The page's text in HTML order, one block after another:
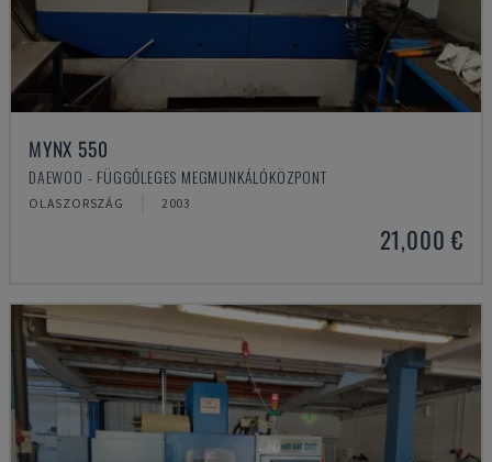
MYNX 550
DAEWOO - FÜGGŐLEGES MEGMUNKÁLÓKÖZPONT
OLASZORSZÁG 2003
21,000 €